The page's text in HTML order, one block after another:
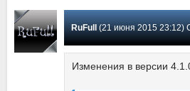
RuFull(21 июня 2015 23:12)
Изменения в версии